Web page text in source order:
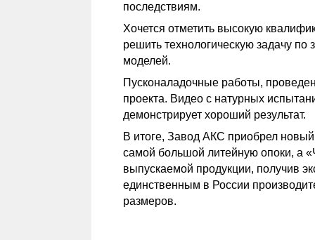
последствиям.
Хочется отметить высокую
решить технологическую задачу
моделей.
Пусконаладочные работы,
проекта. Видео с натурных
демонстрирует хороший результат.
В итоге, Завод АКС приобрел
самой большой литейную опоки, а
выпускаемой продукции, получив
единственным в России
размеров.